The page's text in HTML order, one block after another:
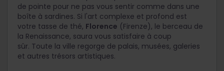
de pointe pour ne pas vous sentir comme dans une
boîte à sardines. Si l'art complexe et profond est
votre tasse de thé, Florence (Firenze), le berceau de
la Renaissance, saura vous satisfaire à coup
sûr. Toute la ville regorge de palais, musées, galeries
et autres trésors artistiques.